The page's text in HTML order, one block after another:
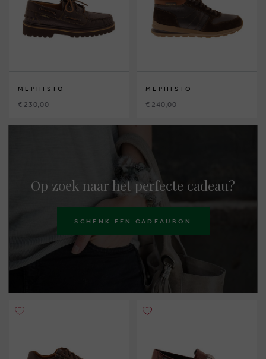
MEPHISTO
€ 230,00
MEPHISTO
€ 240,00
Op zoek naar het perfecte cadeau?
SCHENK EEN CADEAUBON